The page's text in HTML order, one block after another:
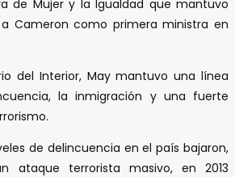
de Mujer y la Igualdad que mantuvo
Cameron como primera ministra en
del Interior, May mantuvo una línea
la inmigración y una fuerte
de delincuencia en el país bajaron,
ataque terrorista masivo, en 2013